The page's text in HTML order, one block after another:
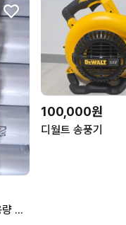
21700 5000mah 고용량 배터리 50개 75000원
100,000원
디월트 송풍기